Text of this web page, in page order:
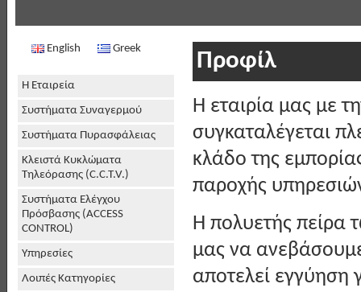
English Greek
Η Εταιρεία
Συστήματα Συναγερμού
Συστήματα Πυρασφάλειας
Κλειστά Κυκλώματα
Τηλεόρασης (C.C.T.V.)
Συστήματα Ελέγχου
Πρόσβασης (ACCESS
CONTROL)
Υπηρεσίες
Λοιπές Κατηγορίες
Προφίλ
H εταιρία μας με
συγκαταλέγεται
κλάδο της
παροχής
Η πολυετής πείρα
μας να
αποτελεί εγγύηση